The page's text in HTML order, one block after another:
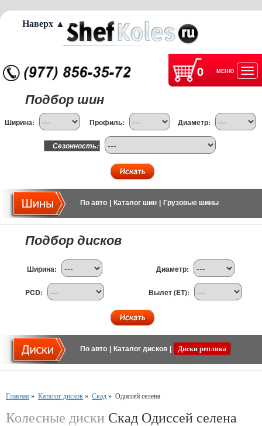
0 МЕНЮ
Подбор шин
Ширина: Профиль: Диаметр:
Сезонность:
По авто Каталог шин Грузовые шины
Подбор дисков
Ширина: Диаметр:
PCD: Вылет (ET):
По авто Каталог дисков Диски реплика
Главная » Каталог дисков » Скад » Одиссей селена
Колесные диски Скад Одиссей селена
Наверх ▲